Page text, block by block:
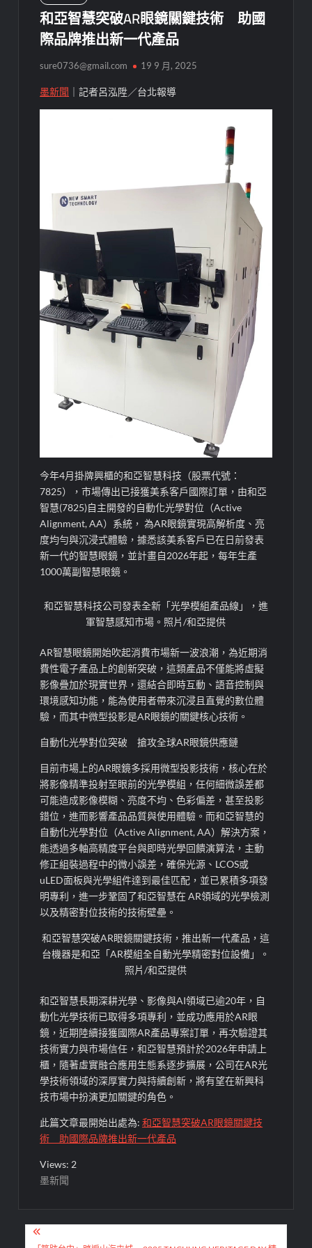
和亞智慧突破AR眼鏡關鍵技術 助國
際品牌推出新一代產品
sure0736@gmail.com 19 9 月, 2025
墨新聞 ｜記者呂泓陞／台北報導
今年4月掛牌興櫃的和亞智慧科技 （股票代號：
7825）
，市場傳出已接獲美系客戶國際訂單，由和亞
智慧(7825)自主開發的自動化光學對位（Active
Alignment, AA）系統， 為AR眼鏡實現高解析度、亮
度均勻與沉浸式體驗，據悉該美系客戶已在日前發表
新一代的智慧眼鏡，並計畫自2026年起，每年生產
1000萬副智慧眼鏡。
和亞智慧科技公司發表全新「光學模組產品線」，進
軍智慧感知市場。照片/和亞提供
AR智慧眼鏡開始吹起消費市場新一波浪潮，為近期消
費性電子產品上的創新突破，這類產品不僅能將虛擬
影像疊加於現實世界，還結合即時互動、語音控制與
環境感知功能，能為使用者帶來沉浸且直覺的數位體
驗，而其中微型投影是AR眼鏡的關鍵核心技術。
自動化光學對位突破 搶攻全球AR眼鏡供應鏈
目前市場上的AR眼鏡多採用微型投影技術，核心在於
將影像精準投射至眼前的光學模組，任何細微誤差都
可能造成影像模糊、亮度不均、色彩偏差，甚至投影
錯位 ，進而影響產品品質與使用體驗。而和亞智慧的
自動化光學對位（Active Alignment, AA）解決方案，
能透過多軸高精度平台與即時光學回饋演算法，主動
修正組裝過程中的微小誤差，確保光源、LCOS或
uLED面板與光學組件達到最佳匹配，並已累積多項發
明專利，進一步鞏固了和亞智慧在 AR領域的光學檢測
以及精密對位技術的技術壁壘。
和亞智慧突破AR眼鏡關鍵技術，推出新一代產品，這
台機器是和亞「AR模組全自動光學精密對位設備」。
照片/和亞提供
和亞智慧長期深耕光學、影像與AI領域已逾20年，自
動化光學技術已取得多項專利，並成功應用於AR眼
鏡，近期陸續接獲國際AR產品專案訂單，再次驗證其
技術實力與市場信任，和亞智慧預計於2026年申請上
櫃，隨著虛實融合應用生態系逐步擴展，公司在AR光
學技術領域的深厚實力與持續創新，將有望在新興科
技市場中扮演更加關鍵的角色。
此篇文章最開始出處為:和亞智慧突破AR眼鏡關鍵技
術 助國際品牌推出新一代產品
Views: 2
墨新聞
文